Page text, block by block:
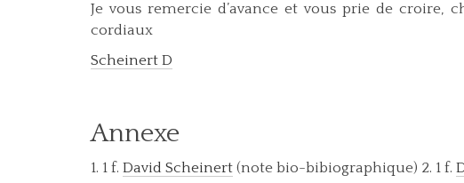
Je vous remercie d’avance et vous prie de croire,
cordiaux
Scheinert D
Annexe
1. 1 f. David Scheinert (note bio-bibiographique) 2. 1 f.